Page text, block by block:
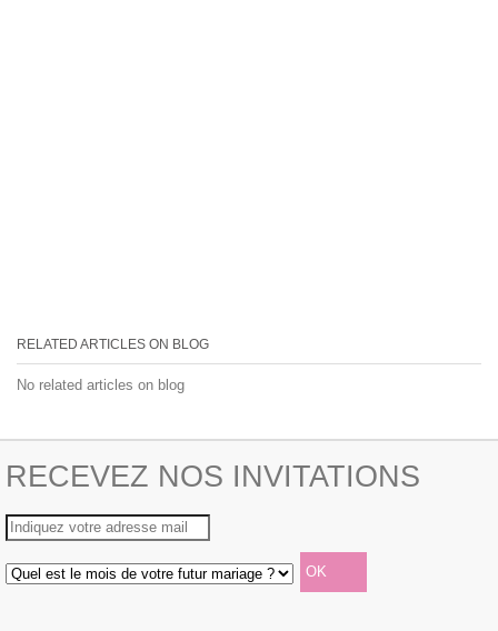
RELATED ARTICLES ON BLOG
No related articles on blog
RECEVEZ NOS INVITATIONS